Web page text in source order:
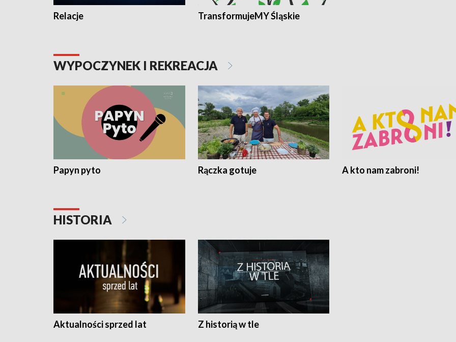
Relacje TransformujeMY Śląskie
WYPOCZYNEK I REKREACJA
Papyn pyto Rączka gotuje A kto nam zabroni!
HISTORIA
Aktualności sprzed lat Z historią w tle